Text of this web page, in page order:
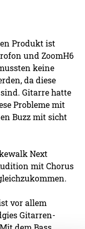
Produkt ist
und ZoomH6
keine
da diese
Gitarre hatte
Probleme mit
Buzz mit sicht
Next
mit Chorus
vor allem
Gitarren-